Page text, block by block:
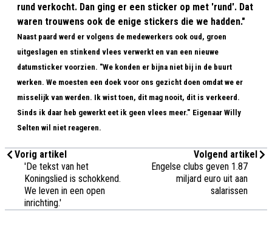
rund verkocht. Dan ging er een sticker op met 'rund'. Dat
waren trouwens ook de enige stickers die we hadden."
Naast paard werd er volgens de medewerkers ook oud, groen
uitgeslagen en stinkend vlees verwerkt en van een nieuwe
datumsticker voorzien. "We konden er bijna niet bij in de buurt
werken. We moesten een doek voor ons gezicht doen omdat we er
misselijk van werden. Ik wist toen, dit mag nooit, dit is verkeerd.
Sinds ik daar heb gewerkt eet ik geen vlees meer." Eigenaar Willy
Selten wil niet reageren.
Vorig artikel
'De tekst van het
Koningslied is schokkend.
We leven in een open
inrichting.'
Volgend artikel
Engelse clubs geven 1.87
miljard euro uit aan
salarissen